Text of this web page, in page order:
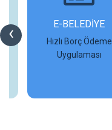
‹ E-BELEDİYE
Hızlı Borç Ödeme
Uygulaması